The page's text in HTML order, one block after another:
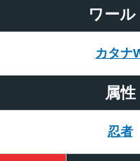
ワール
カタナ
属性
忍者